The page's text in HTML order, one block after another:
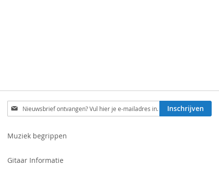
Schrijf
je
voor
Inschrijven
Muziek begrippen
Gitaar Informatie